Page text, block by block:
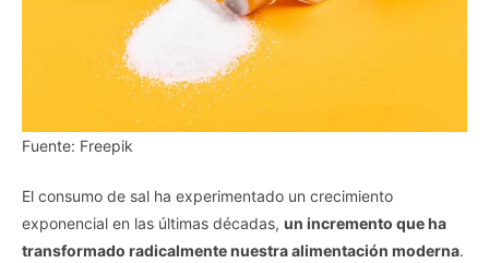
Fuente: Freepik
El consumo de sal ha experimentado un crecimiento
exponencial en las últimas décadas, un incremento que ha
transformado radicalmente nuestra alimentación moderna.